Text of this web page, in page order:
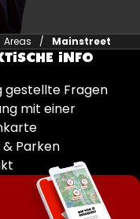
Areas
Mainstreet
INFO
gestellte Fragen
mit einer
& Parken